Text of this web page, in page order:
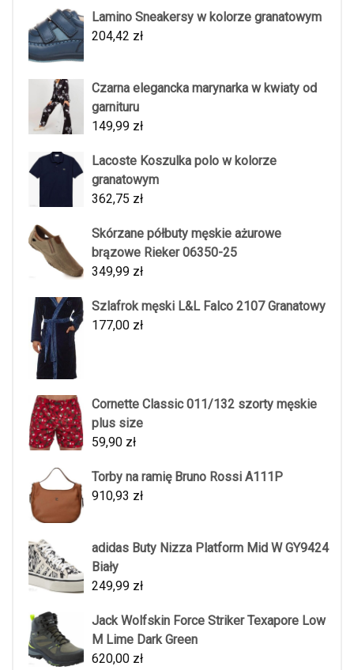
Lamino Sneakersy w kolorze granatowym
204,42 zł
Czarna elegancka marynarka w kwiaty od
garnituru
149,99 zł
Lacoste Koszulka polo w kolorze
granatowym
362,75 zł
Skórzane półbuty męskie ażurowe
brązowe Rieker 06350-25
349,99 zł
Szlafrok męski L&L Falco 2107 Granatowy
177,00 zł
Cornette Classic 011/132 szorty męskie
plus size
59,90 zł
Torby na ramię Bruno Rossi A111P
910,93 zł
adidas Buty Nizza Platform Mid W GY9424
Biały
249,99 zł
Jack Wolfskin Force Striker Texapore Low
M Lime Dark Green
620,00 zł